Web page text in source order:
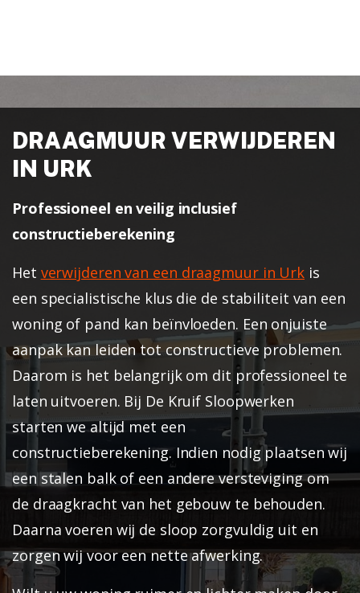
DRAAGMUUR VERWIJDEREN
IN URK
Professioneel en veilig inclusief
constructieberekening
Het verwijderen van een draagmuur in Urk is
een specialistische klus die de stabiliteit van een
woning of pand kan beïnvloeden. Een onjuiste
aanpak kan leiden tot constructieve problemen.
Daarom is het belangrijk om dit professioneel te
laten uitvoeren. Bij De Kruif Sloopwerken
starten we altijd met een
constructieberekening. Indien nodig plaatsen wij
een stalen balk of een andere versteviging om
de draagkracht van het gebouw te behouden.
Daarna voeren wij de sloop zorgvuldig uit en
zorgen wij voor een nette afwerking.